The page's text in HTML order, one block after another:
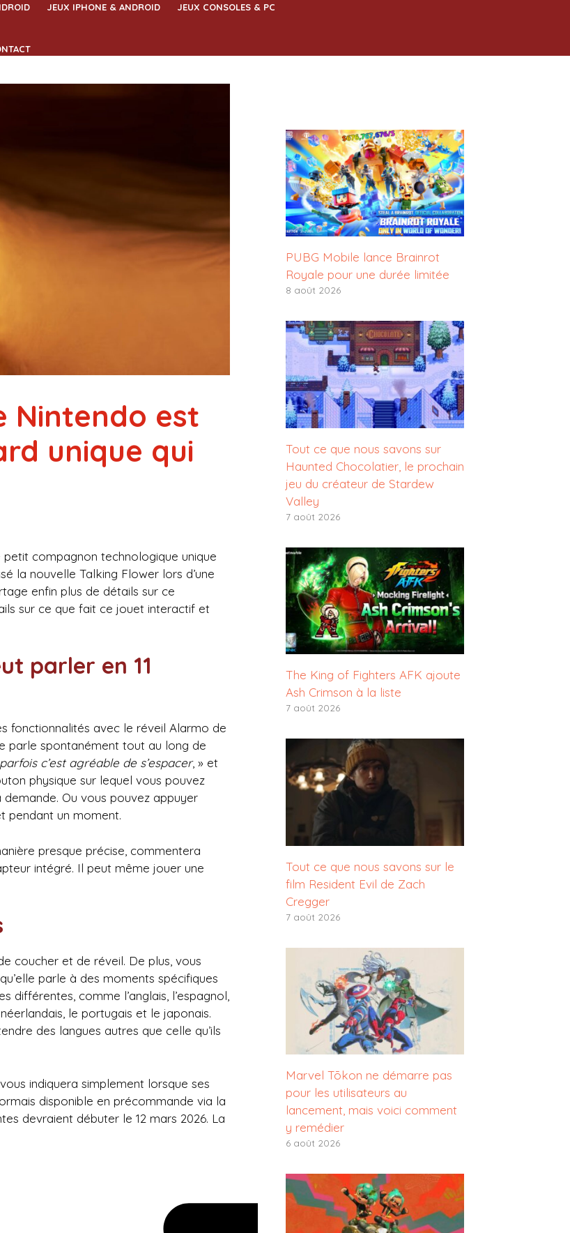
JEUX IPHONE & ANDROID JEUX CONSOLES & PC
Nintendo est
unique qui
compagnon technologique unique
la nouvelle Talking Flower lors d’une
enfin plus de détails sur ce
sur ce que fait ce jouet interactif et
parler en 11
fonctionnalités avec le réveil Alarmo de
parle spontanément tout au long de
parfois c’est agréable de s’espacer, » et
physique sur lequel vous pouvez
Ou vous pouvez appuyer
pendant un moment.
presque précise, commentera
intégré. Il peut même jouer une
coucher et de réveil. De plus, vous
parle à des moments spécifiques
différentes, comme l’anglais, l’espagnol,
le portugais et le japonais.
des langues autres que celle qu’ils
indiquera simplement lorsque ses
disponible en précommande via la
devraient débuter le 12 mars 2026. La
PUBG Mobile lance Brainrot
Royale pour une durée limitée
8 août 2026
Tout ce que nous savons sur
Haunted Chocolatier, le prochain
jeu du créateur de Stardew
Valley
7 août 2026
The King of Fighters AFK ajoute
Ash Crimson à la liste
7 août 2026
Tout ce que nous savons sur le
film Resident Evil de Zach
Cregger
7 août 2026
Marvel Tōkon ne démarre pas
pour les utilisateurs au
lancement, mais voici comment
y remédier
6 août 2026